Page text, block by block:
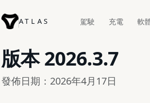
ATLAS 駕駛 充電 軟
版本2026.3.7
發佈日期：2026年4月17日